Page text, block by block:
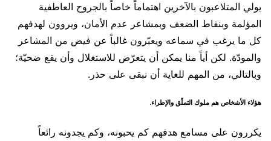
يولي المتلاعبون بالآخرين اهتماماً خاصاً بالجروح العاطفية
المؤلمة وبنقاط الضعف وبمشاعر عدم الأمان، ويروون لهدفهم
كل ما يرغب في سماعه ويعبّرون غالباً عن فيض من المشاعر
والمودّة. لكن أياً منا يمكن أن يتعرّض للاستغلال وأن يقع ضحيّة؛
وبالتالي، من المهم للغاية أن نبقى على حذر.
هؤلاء الأشخاص هم ملوك التملّق والإطراء.
يكررون على مسامع هدفهم كم يحبونه، وكم يجدونه رائعاً